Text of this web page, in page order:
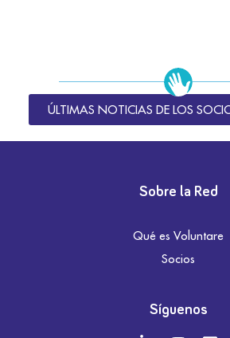
ÚLTIMAS NOTICIAS DE LOS
Sobre la Red
Qué es Voluntare
Socios
Síguenos